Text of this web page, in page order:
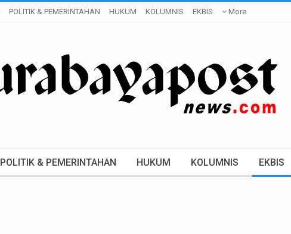
POLITIK & PEMERINTAHAN HUKUM KOLUMNIS EKBIS More
POLITIK & PEMERINTAHAN HUKUM KOLUMNIS EKBIS